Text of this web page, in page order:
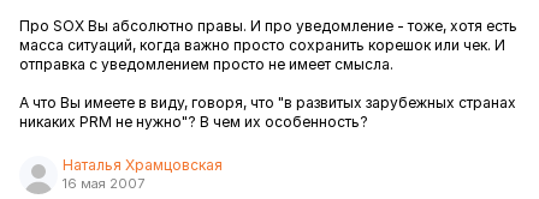
Про SOX Вы абсолютно правы. И про уведомление - тоже, хотя есть
масса ситуаций, когда важно просто сохранить корешок или чек. И
отправка с уведомлением просто не имеет смысла.
А что Вы имеете в виду, говоря, что "в развитых зарубежных странах
никаких PRM не нужно"? В чем их особенность?
Наталья Храмцовская
16 мая 2007